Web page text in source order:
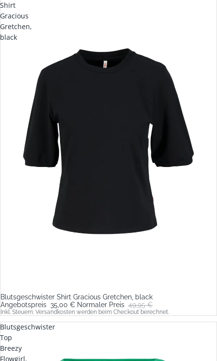
Shirt
Gracious
Gretchen,
black
Sale
Blutsgeschwister Shirt Gracious Gretchen, black
Angebotspreis 35,00 € Normaler Preis 49,95 €
Inkl. Steuern. Versandkosten werden beim Checkout berechnet.
Blutsgeschwister
Top
Breezy
Flowgirl,